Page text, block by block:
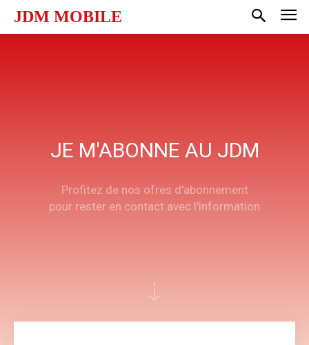
JDM MOBILE
JE M'ABONNE AU JDM
Profitez de nos ofres d'abonnement
pour rester en contact avec l'information